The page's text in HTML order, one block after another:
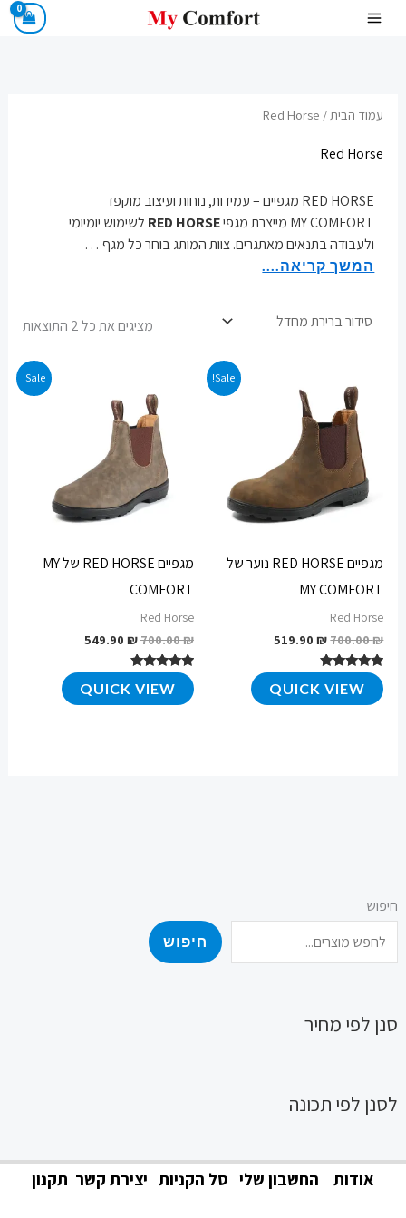
חיפוש
חיפוש
סנן לפי מחיר
לסנן לפי תכונה
עמוד הבית/ Red Horse
Red Horse
RED HORSE מגפיים – עמידות, נוחות ועיצוב מוקפד
MY COMFORT מייצרת מגפי
RED HORSE לשימוש יומיומי
ולעבודה בתנאים מאתגרים. צוות המותג בוחר כל מגף…
המשך קריאה....
מציגים את כל ⁦2⁩ התוצאות
Sale!
מגפיים RED HORSE נוער של
MY COMFORT
Red Horse
700.00₪
המקורי
היה:
700.00 ₪.
519.90₪
המחיר
הנוכחי
דורג
4.76
מתוך 5
QUICK VIEW
Sale!
מגפיים RED HORSE של MY
COMFORT
Red Horse
700.00₪
היה:
700.00 ₪.
549.90 ₪
המחיר
הנוכחי
דורג
4.72
מתוך 5
QUICK VIEW
אודות החשבון שלי סל הקניות יצירת קשר תקנון